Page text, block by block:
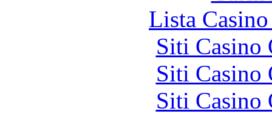
Lista
Siti Casino
Siti Casino
Siti Casino